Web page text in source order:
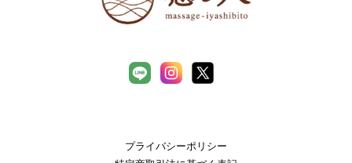
プライバシーポリシー